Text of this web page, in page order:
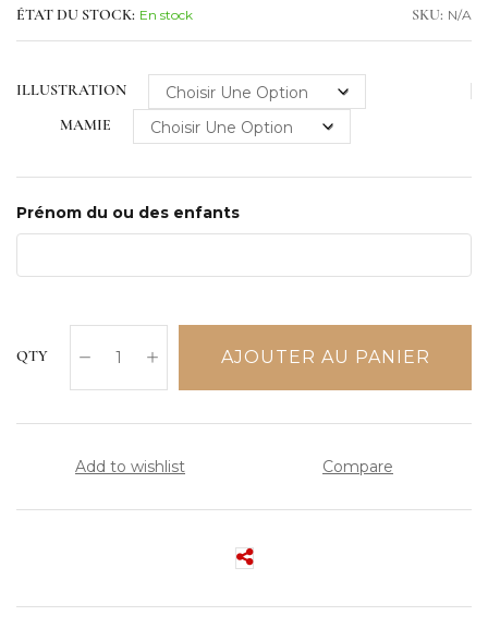
ÉTAT DU STOCK: En stock SKU: N/A
ILLUSTRATION
MAMIE
Prénom du ou des enfants
QTY AJOUTER AU PANIER
Add to wishlist Compare